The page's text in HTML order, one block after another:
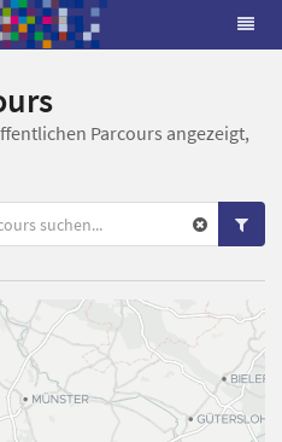
Parcours angezeigt,